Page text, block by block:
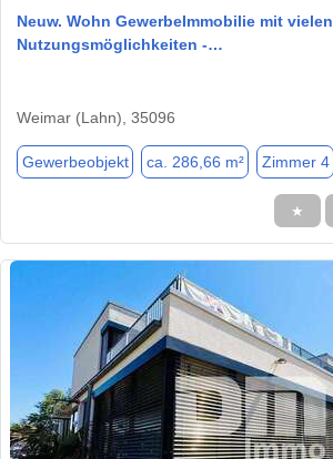
Neuw. Wohn GewerbeImmobilie mit vielen
Nutzungsmöglichkeiten -…
Weimar (Lahn), 35096
Gewerbeobjekt ca. 286,66 m² Zimmer 4
★